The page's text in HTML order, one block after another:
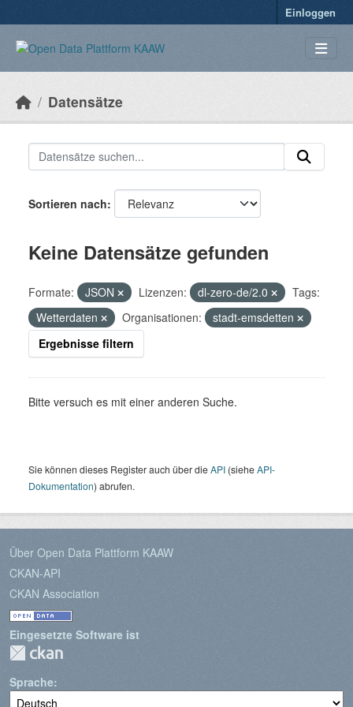
Einloggen
Datensätze
Sortieren nach
Keine Datensätze gefunden
Formate: JSON Lizenzen: dl-zero-de/2.0
Tags:
Wetterdaten
Organisationen:
stadt-emsdetten
Ergebnisse filtern
Bitte versuch es mit einer anderen Suche.
Sie können dieses Register auch über dieAPI (sieheAPI-
Dokumentation) abrufen.
Über Open Data Plattform KAAW
CKAN-API
CKAN Association
Eingesetzte Software ist
Sprache